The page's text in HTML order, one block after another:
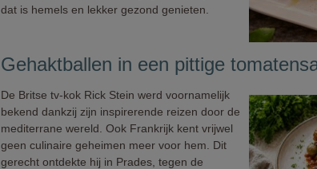
dat is hemels en lekker gezond genieten.
Gehaktballen in een pittige
De Britse tv-kok Rick Stein werd voornamelijk
bekend dankzij zijn inspirerende reizen door de
mediterrane wereld. Ook Frankrijk kent vrijwel
geen culinaire geheimen meer voor hem. Dit
gerecht ontdekte hij in Prades, tegen de